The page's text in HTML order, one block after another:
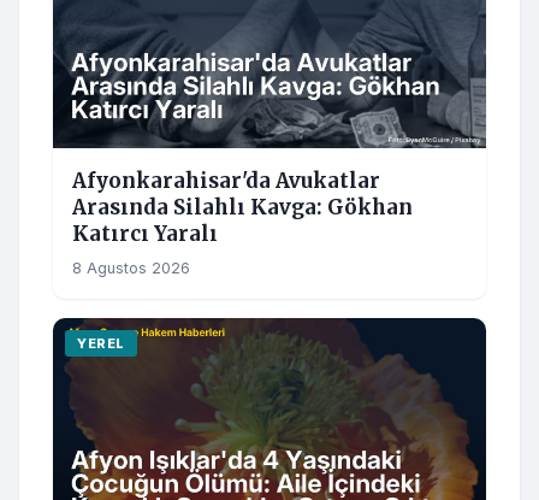
Afyonkarahisar'da Avukatlar
Arasında Silahlı Kavga: Gökhan
Katırcı Yaralı
8 Agustos 2026
YEREL